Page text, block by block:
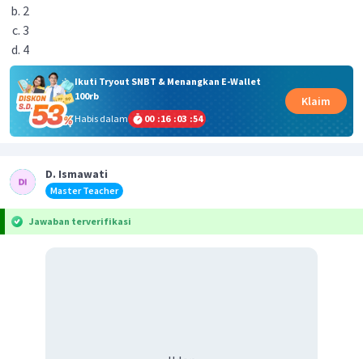
2
3
4
Ikuti Tryout SNBT & Menangkan E-Wallet
100rb
Habis dalam
00 :16 :03 :53
Klaim
D. Ismawati
Master Teacher
Jawaban terverifikasi